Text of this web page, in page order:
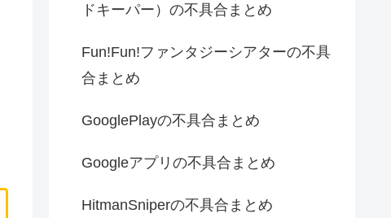
ドキーパー）の不具合まとめ
Fun!Fun!ファンタジーシアターの不具
合まとめ
GooglePlayの不具合まとめ
Googleアプリの不具合まとめ
HitmanSniperの不具合まとめ